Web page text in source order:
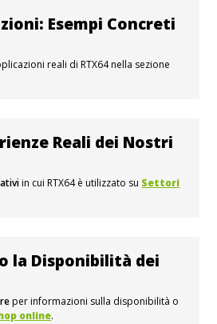
Esempi Concreti
reali di RTX64 nella sezione
Reali dei Nostri
in cui RTX64 è utilizzato su Settori
la Disponibilità dei
per informazioni sulla disponibilità o
online.